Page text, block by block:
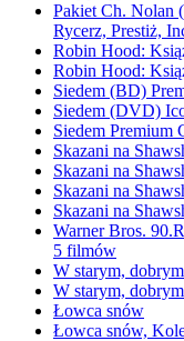
Pakiet Ch. Nolan
Rycerz, Prestiż,
Robin Hood:
Robin Hood:
Siedem (BD)
Siedem (DVD)
Siedem Premium
Skazani na
Skazani na
Skazani na
Skazani na
Warner Bros.
5 filmów
W starym,
W starym,
Łowca snów
Łowca snów,